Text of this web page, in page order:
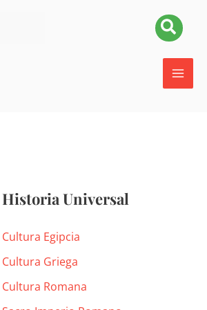
Historia Universal
Cultura Egipcia
Cultura Griega
Cultura Romana